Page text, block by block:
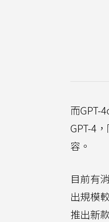
而GPT-
GPT-4
容。
目前有
出規模
推出新